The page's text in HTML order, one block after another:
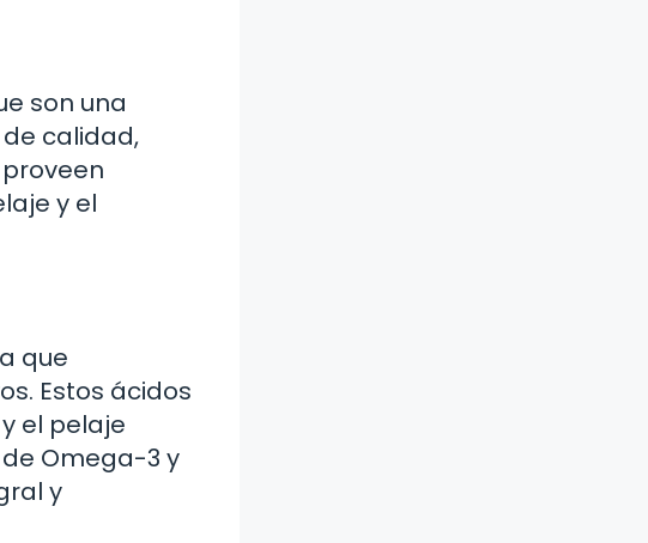
son una
calidad,
y el
que
Estos ácidos
el pelaje
Omega-3 y
y